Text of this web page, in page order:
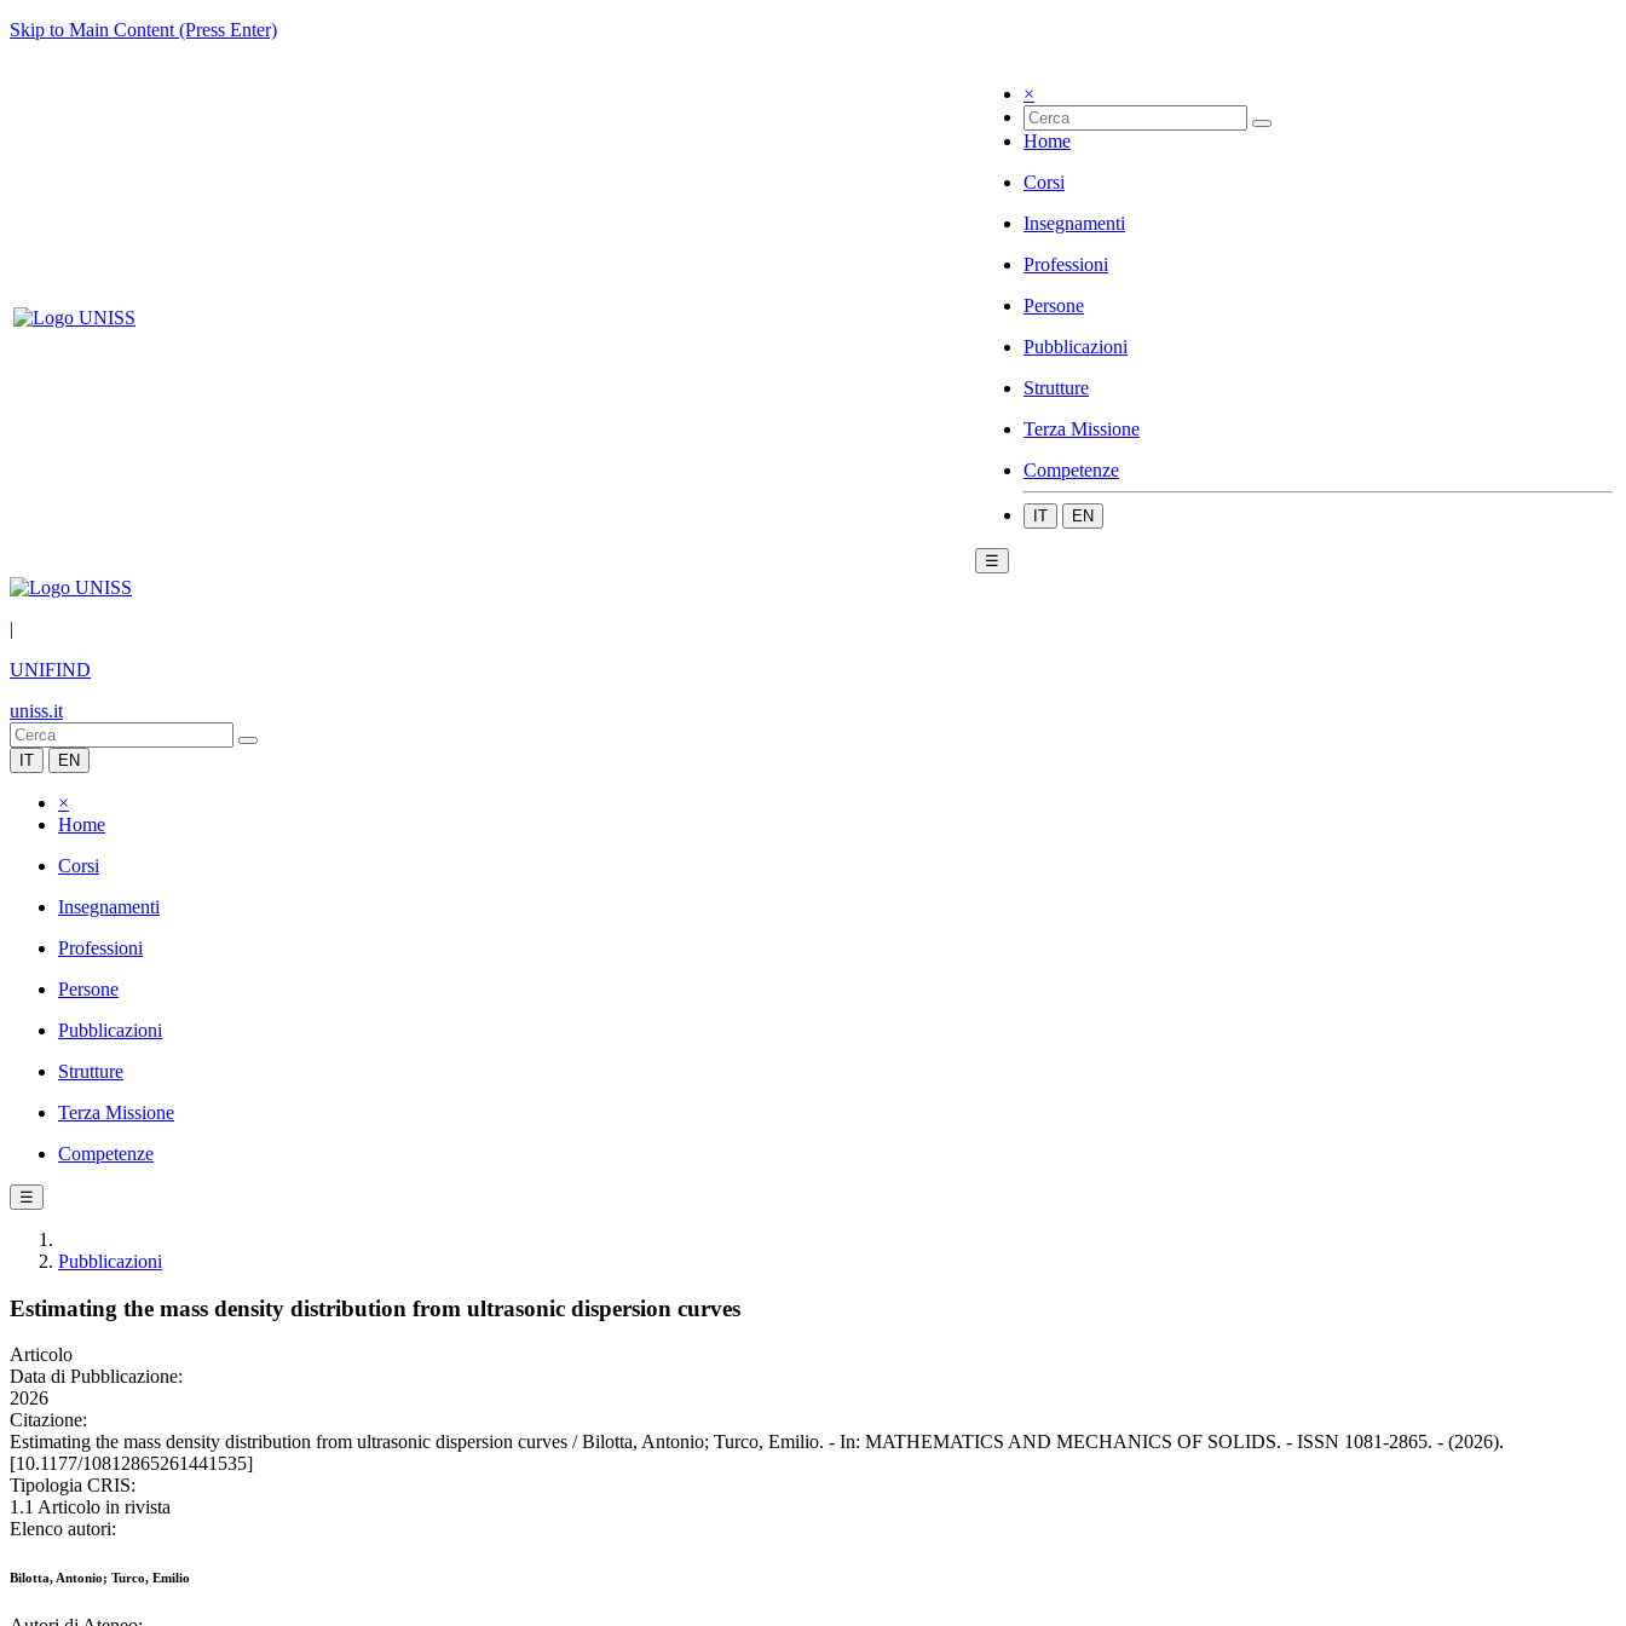
Skip to Main Content (Press Enter)
×
Home
Corsi
Insegnamenti
Professioni
Persone
Pubblicazioni
Strutture
Terza Missione
Competenze
IT EN
☰
|
UNIFIND
uniss.it
IT EN
×
Home
Corsi
Insegnamenti
Professioni
Persone
Pubblicazioni
Strutture
Terza Missione
Competenze
☰
Pubblicazioni
Estimating the mass density distribution from ultrasonic dispersion curves
Articolo
Data di Pubblicazione:
2026
Citazione:
Estimating the mass density distribution from ultrasonic dispersion curves / Bilotta, Antonio; Turco, Emilio. - In: MATHEMATICS AND MECHANICS OF SOLIDS. - ISSN 1081-2865. - (2026).
[10.1177/10812865261441535]
Tipologia CRIS:
1.1 Articolo in rivista
Elenco autori:
Bilotta, Antonio; Turco, Emilio